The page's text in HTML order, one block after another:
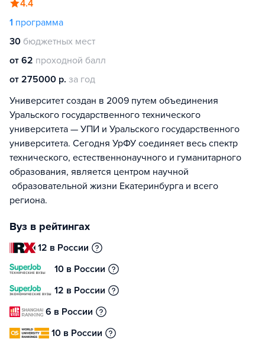
4.4
1 программа
30 бюджетных мест
от 62 проходной балл
от 275000 р. за год
Университет создан в 2009 путем объединения
Уральского государственного технического
университета — УПИ и Уральского государственного
университета. Сегодня УрФУ соединяет весь спектр
технического, естественнонаучного и гуманитарного
образования, является центром научной
образовательной жизни Екатеринбурга и всего
региона.
Вуз в рейтингах
12 в России
10 в России
12 в России
6 в России
10 в России